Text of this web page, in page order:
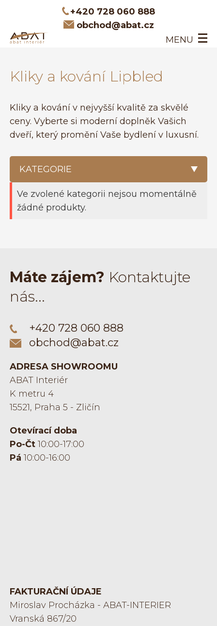
+420 728 060 888
obchod@abat.cz
MENU
INTERIÉROVÉ DVEŘE
KONTAKT
Kliky a kování Lipbled
Kliky a kování v nejvyšší kvalitě za skvělé
ceny. Vyberte si moderní doplněk Vašich
dveří, který promění Vaše bydlení v luxusní.
KATEGORIE
VŠECHNY PRODUKTY
CELOSKLENĚNÉ DVEŘE
Řadit dle
oblíbenosti
ceny
výroba na míru
Ve zvolené kategorii nejsou momentálně
žádné produkty.
Máte zájem? Kontaktujte
nás...
+420 728 060 888
obchod@abat.cz
ADRESA SHOWROOMU
ABAT Interiér
K metru 4
15521, Praha 5 - Zličín
Otevírací doba
Po-Čt 10:00-17:00
Pá 10:00-16:00
FAKTURAČNÍ ÚDAJE
Miroslav Procházka - ABAT-INTERIER
Vranská 867/20